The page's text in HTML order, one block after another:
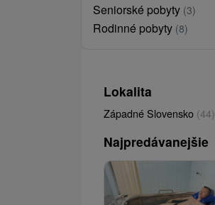
Seniorské pobyty (3)
Rodinné pobyty (8)
Lokalita
Západné Slovensko (44)
Najpredávanejšie